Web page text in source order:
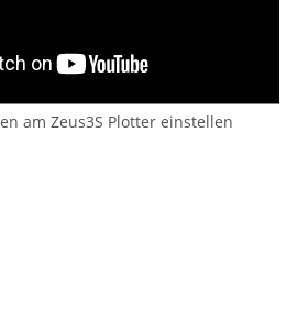
am Zeus3S Plotter einstellen